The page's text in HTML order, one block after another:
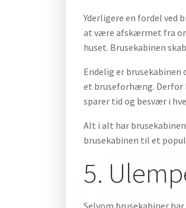
Yderligere en fordel ved
at være afskærmet fra
huset. Brusekabinen
Endelig er
et bruseforhæng. Derfor
sparer tid og besvær i
Alt i alt har
brusekabinen til et
5.
Selvom brusekabiner